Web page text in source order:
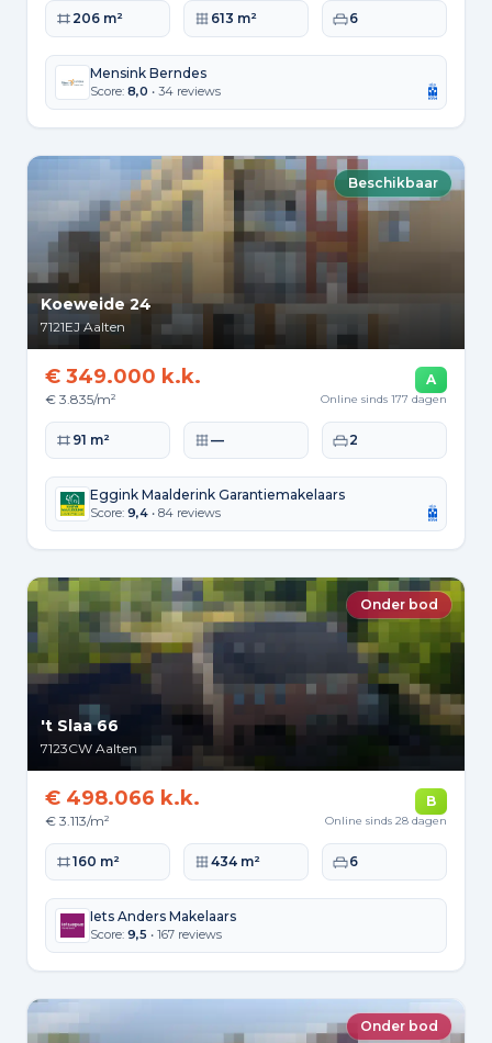
Woonoppervlakte
206 m² Perceeloppervlakte
613 m² Slaapkamers
6
Mensink Berndes
Score: 8,0 • 34 reviews
Beschikbaar
Koeweide 24
7121EJ Aalten
€ 349.000 k.k.
€ 3.835/m²
A
Online sinds 177 dagen
Woonoppervlakte
91 m² Perceeloppervlakte
— Slaapkamers
2
Eggink Maalderink Garantiemakelaars
Score: 9,4 • 84 reviews
Onder bod
't Slaa 66
7123CW Aalten
€ 498.066 k.k.
€ 3.113/m²
B
Online sinds 28 dagen
Woonoppervlakte
160 m² Perceeloppervlakte
434 m² Slaapkamers
6
Iets Anders Makelaars
Score: 9,5 • 167 reviews
Onder bod